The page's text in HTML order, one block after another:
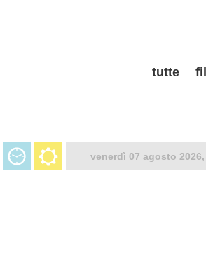
tutte
venerdì 07 agosto